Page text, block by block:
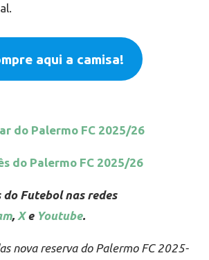
aqui a camisa!
do Palermo FC 2025/26
do Palermo FC 2025/26
Futebol nas redes
, Xe Youtube.
nova reserva do Palermo FC 2025-